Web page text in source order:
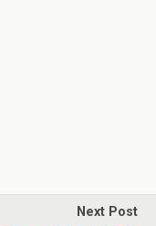
Next Post